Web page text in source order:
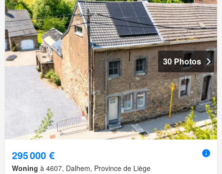
30 Photos
295 000 €
Woning à 4607, Dalhem, Province de Liège